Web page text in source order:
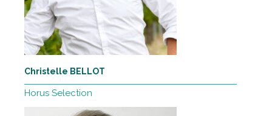
Christelle BELLOT
Horus Selection